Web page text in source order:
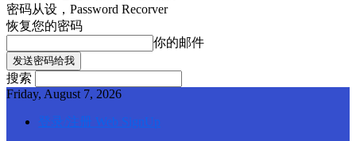
密码从设，Password Recorver
恢复您的密码
你的邮件
搜索
Friday, August 7, 2026
登录/注册 Web SignUp